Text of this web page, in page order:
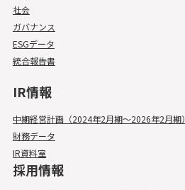
社会
ガバナンス
ESGデータ
統合報告書
IR情報
中期経営計画（2024年2月期～2026年2月期）
財務データ
IR資料室
採用情報